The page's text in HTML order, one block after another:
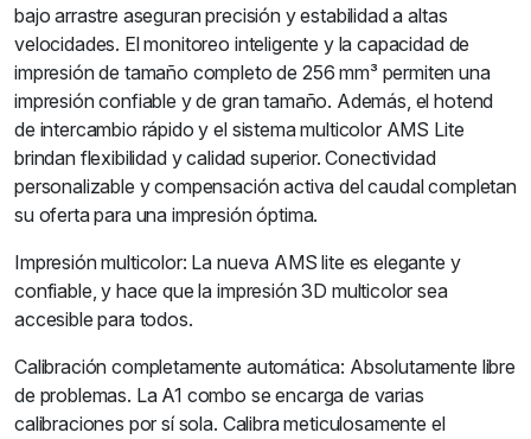
bajo arrastre aseguran precisión y estabilidad a altas
velocidades. El monitoreo inteligente y la capacidad de
impresión de tamaño completo de 256 mm³ permiten una
impresión confiable y de gran tamaño. Además, el hotend
de intercambio rápido y el sistema multicolor AMS Lite
brindan flexibilidad y calidad superior. Conectividad
personalizable y compensación activa del caudal completan
su oferta para una impresión óptima.
Impresión multicolor: La nueva AMS lite es elegante y
confiable, y hace que la impresión 3D multicolor sea
accesible para todos.
Calibración completamente automática: Absolutamente libre
de problemas. La A1 combo se encarga de varias
calibraciones por sí sola. Calibra meticulosamente el